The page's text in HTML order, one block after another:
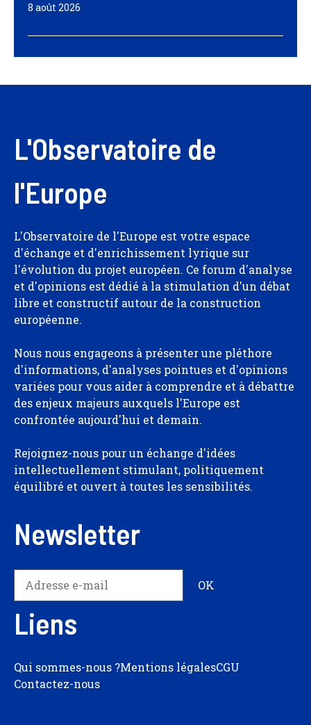
8 août 2026
L'Observatoire de
l'Europe
L'Observatoire de l'Europe est votre espace
d'échange et d'enrichissement lyrique sur
l'évolution du projet européen. Ce forum d'analyse
et d'opinions est dédié à la stimulation d'un débat
libre et constructif autour de la construction
européenne.
Nous nous engageons à présenter une pléthore
d'informations, d'analyses pointues et d'opinions
variées pour vous aider à comprendre et à débattre
des enjeux majeurs auxquels l'Europe est
confrontée aujourd'hui et demain.
Rejoignez-nous pour un échange d'idées
intellectuellement stimulant, politiquement
équilibré et ouvert à toutes les sensibilités.
Newsletter
Liens
Qui sommes-nous ?Mentions légalesCGU
Contactez-nous